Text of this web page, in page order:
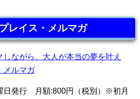
レイス・メルマガ
ながら、大人が本当の夢を叶え
メルマガ
日発行 月額:800円（税別）※初月